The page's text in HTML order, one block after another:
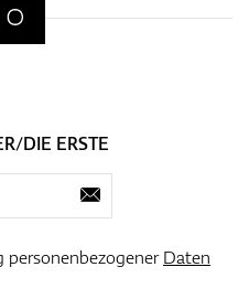
DIE ERSTE
personenbezogenerDaten